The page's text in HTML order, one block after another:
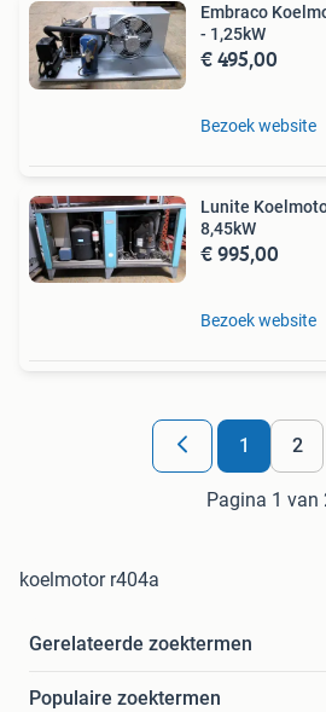
Embraco
- 1,25kW
€ 495,00
Bezoek website
Lunite
8,45kW
€ 995,00
Bezoek website
1 2
Pagina 1 van
koelmotor r404a
Gerelateerde zoektermen
Populaire zoektermen